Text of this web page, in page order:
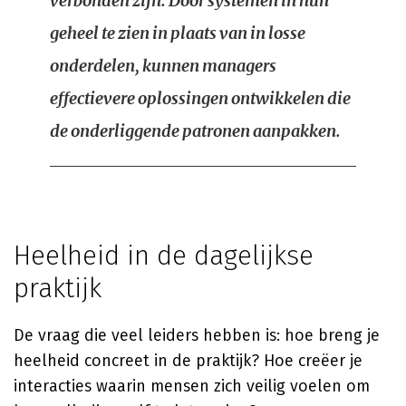
geheel te zien in plaats van in losse
onderdelen, kunnen managers
effectievere oplossingen ontwikkelen die
de onderliggende patronen aanpakken.
Heelheid in de dagelijkse
praktijk
De vraag die veel leiders hebben is: hoe breng je
heelheid concreet in de praktijk? Hoe creëer je
interacties waarin mensen zich veilig voelen om